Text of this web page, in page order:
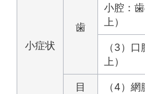
小症状
歯
小腔：
上）
（3）
上）
目 （4）